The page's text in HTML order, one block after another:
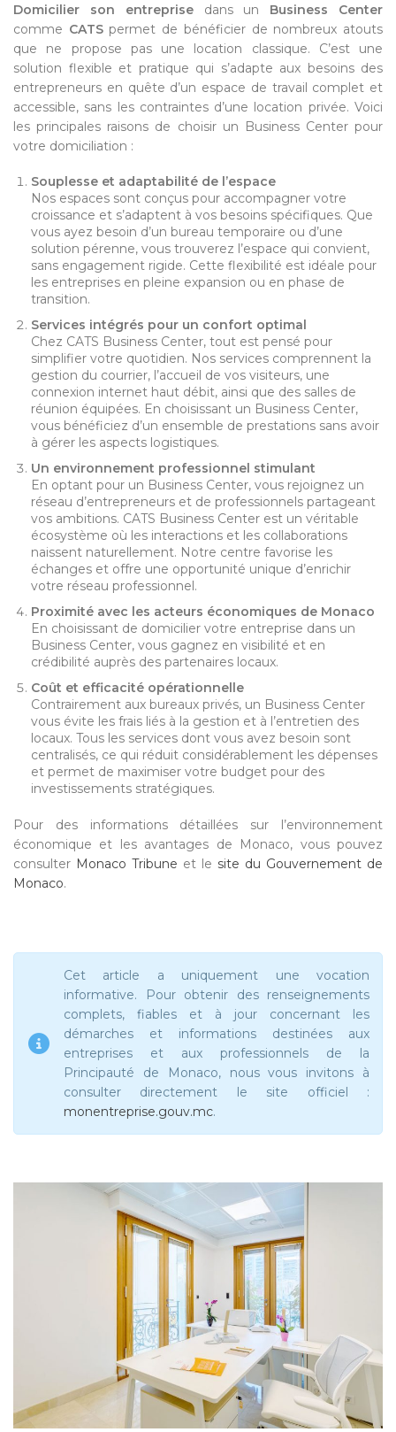
Domicilier son entreprisedans un Business Center
comme CATSpermet de bénéficier de nombreux atouts
que ne propose pas une location classique. C’est une
solution flexible et pratique qui s’adapte aux besoins des
entrepreneurs en quête d’un espace de travail complet et
accessible, sans les contraintes d’une location privée. Voici
les principales raisons de choisir un Business Center pour
votre domiciliation :
Souplesse et adaptabilité de l’espace
Nos espaces sont conçus pour accompagner votre
croissance et s’adaptent à vos besoins spécifiques. Que
vous ayez besoin d’un bureau temporaire ou d’une
solution pérenne, vous trouverez l’espace qui convient,
sans engagement rigide. Cette flexibilité est idéale pour
les entreprises en pleine expansion ou en phase de
transition.
Services intégrés pour un confort optimal
Chez CATS Business Center, tout est pensé pour
simplifier votre quotidien. Nos services comprennent la
gestion du courrier, l’accueil de vos visiteurs, une
connexion internet haut débit, ainsi que des salles de
réunion équipées. En choisissant un Business Center,
vous bénéficiez d’un ensemble de prestations sans avoir
à gérer les aspects logistiques.
Un environnement professionnel stimulant
En optant pour un Business Center, vous rejoignez un
réseau d’entrepreneurs et de professionnels partageant
vos ambitions. CATS Business Center est un véritable
écosystème où les interactions et les collaborations
naissent naturellement. Notre centre favorise les
échanges et offre une opportunité unique d’enrichir
votre réseau professionnel.
Proximité avec les acteurs économiques de Monaco
En choisissant de domicilier votre entreprise dans un
Business Center, vous gagnez en visibilité et en
crédibilité auprès des partenaires locaux.
Coût et efficacité opérationnelle
Contrairement aux bureaux privés, un Business Center
vous évite les frais liés à la gestion et à l’entretien des
locaux. Tous les services dont vous avez besoin sont
centralisés, ce qui réduit considérablement les dépenses
et permet de maximiser votre budget pour des
investissements stratégiques.
Pour des informations détaillées sur l’environnement
économique et les avantages de Monaco, vous pouvez
consulter Monaco Tribune et le site du Gouvernement de
Monaco.
Cet article a uniquement une vocation
informative. Pour obtenir des renseignements
complets, fiables et à jour concernant les
démarches et informations destinées aux
entreprises et aux professionnels de la
Principauté de Monaco, nous vous invitons à
consulter directement le site officiel :
monentreprise.gouv.mc.